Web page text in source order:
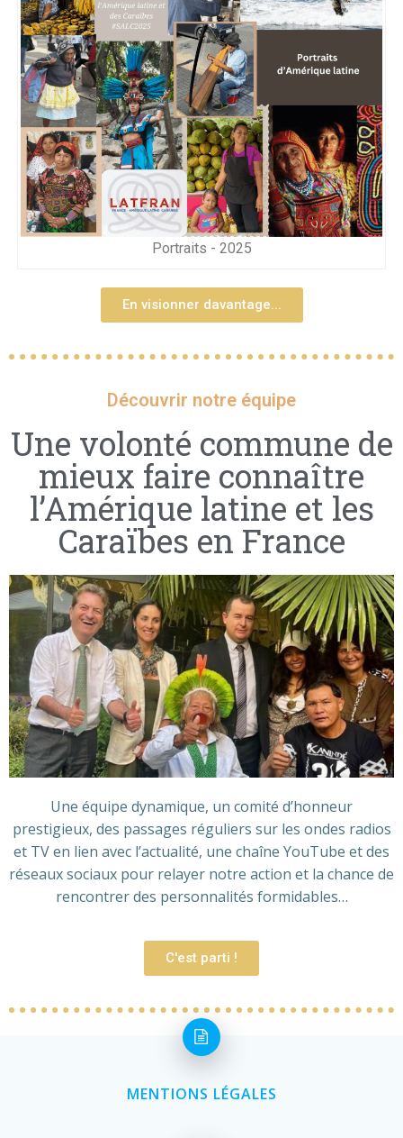
Portraits - 2025
En visionner davantage...
Découvrir notre équipe
Une volonté commune de
mieux faire connaître
l’Amérique latine et les
Caraïbes en France
Une équipe dynamique, un comité d’honneur
prestigieux, des passages réguliers sur les ondes radios
et TV en lien avec l’actualité, une chaîne YouTube et des
réseaux sociaux pour relayer notre action et la chance de
rencontrer des personnalités formidables…
C'est parti !
MENTIONS LÉGALES